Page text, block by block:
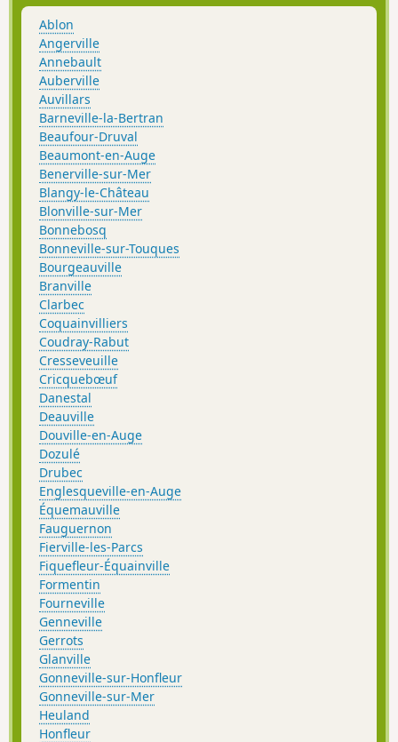
Ablon
Angerville
Annebault
Auberville
Auvillars
Barneville-la-Bertran
Beaufour-Druval
Beaumont-en-Auge
Benerville-sur-Mer
Blangy-le-Château
Blonville-sur-Mer
Bonnebosq
Bonneville-sur-Touques
Bourgeauville
Branville
Clarbec
Coquainvilliers
Coudray-Rabut
Cresseveuille
Cricquebœuf
Danestal
Deauville
Douville-en-Auge
Dozulé
Drubec
Englesqueville-en-Auge
Équemauville
Fauguernon
Fierville-les-Parcs
Fiquefleur-Équainville
Formentin
Fourneville
Genneville
Gerrots
Glanville
Gonneville-sur-Honfleur
Gonneville-sur-Mer
Heuland
Honfleur